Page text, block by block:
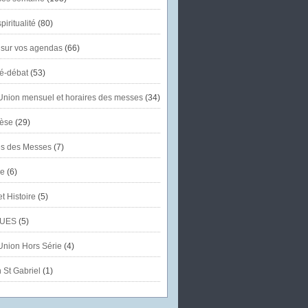
(80)
vos agendas(66)
débat(53)
mensuel et horaires des messes(34)
(29)
des Messes(7)
(6)
Histoire (5)
(5)
Hors Série (4)
Gabriel (1)